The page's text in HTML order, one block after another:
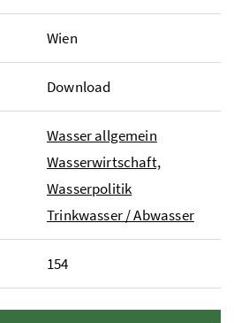
Wien
Download
Wasser allgemein
Wasserwirtschaft,
Wasserpolitik
Trinkwasser / Abwasser
154